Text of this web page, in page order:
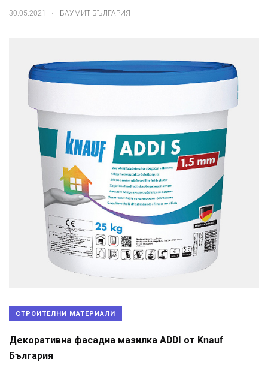
30.05.2021 . БАУМИТ БЪЛГАРИЯ
СТРОИТЕЛНИ МАТЕРИАЛИ
Декоративна фасадна мазилка ADDI от Knauf
България